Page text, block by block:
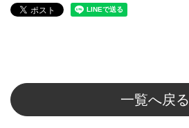
一覧へ戻る